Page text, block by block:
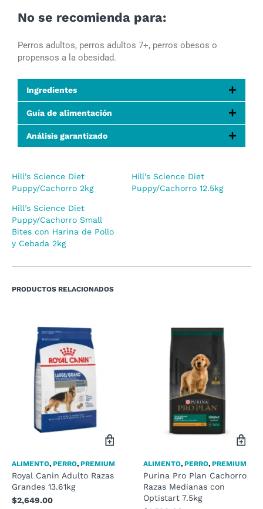
No se recomienda para:
Perros adultos, perros adultos 7+, perros obesos o
propensos a la obesidad.
Ingredientes
Guía de alimentación
Análisis garantizado
Hill’s Science Diet
Puppy/Cachorro 2kg
Hill’s Science Diet
Puppy/Cachorro 12.5kg
Hill’s Science Diet
Puppy/Cachorro Small
Bites con Harina de Pollo
y Cebada 2kg
PRODUCTOS RELACIONADOS
ALIMENTO, PERRO, PREMIUM
Royal Canin Adulto Razas
Grandes 13.61kg
$2,649.00
ALIMENTO, PERRO, PREMIUM
Purina Pro Plan Cachorro
Razas Medianas con
Optistart 7.5kg